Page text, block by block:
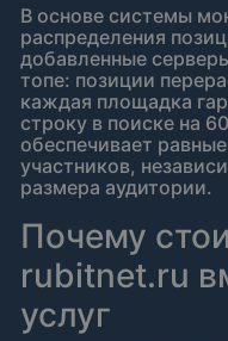
В основе системы
распределения
добавленные
топе: позиции
каждая площадка
строку в поиске на
обеспечивает
участников,
размера аудитории.
Почему
rubitnet.ru
услуг